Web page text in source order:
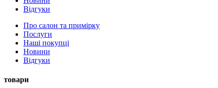
Відгуки
Про салон та примірку
Послуги
Наші покупці
Новини
Відгуки
товари